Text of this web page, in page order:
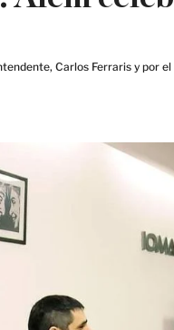
Carlos Ferraris y por